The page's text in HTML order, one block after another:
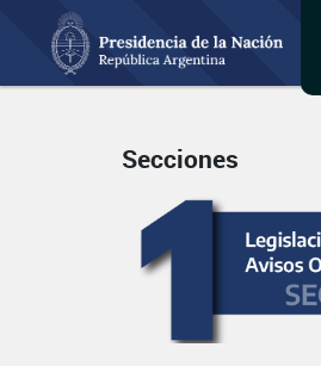
Secciones